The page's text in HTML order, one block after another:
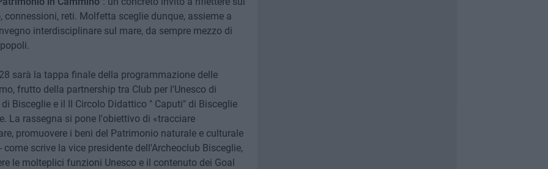
reti. Molfetta sceglie dunque, assieme a
interdisciplinare sul mare, da sempre mezzo di
sarà la tappa finale della programmazione delle
frutto della partnership tra Club per l'Unesco di
Bisceglie e il II Circolo Didattico " Caputi" di Bisceglie
La rassegna si pone l'obiettivo di «tracciare
promuovere i beni del Patrimonio naturale e culturale
scrive la vice presidente dell'Archeoclub Bisceglie,
le molteplici funzioni Unesco e il contenuto dei Goal